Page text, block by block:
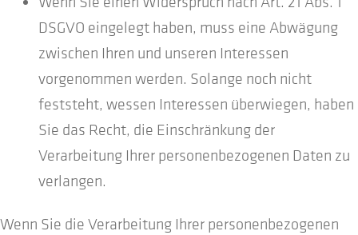
DSGVO eingelegt haben, muss eine Abwägung
zwischen Ihren und unseren Interessen
vorgenommen werden. Solange noch nicht
feststeht, wessen Interessen überwiegen, haben
Sie das Recht, die Einschränkung der
Verarbeitung Ihrer personenbezogenen Daten zu
verlangen.
Wenn Sie die Verarbeitung Ihrer personenbezogenen